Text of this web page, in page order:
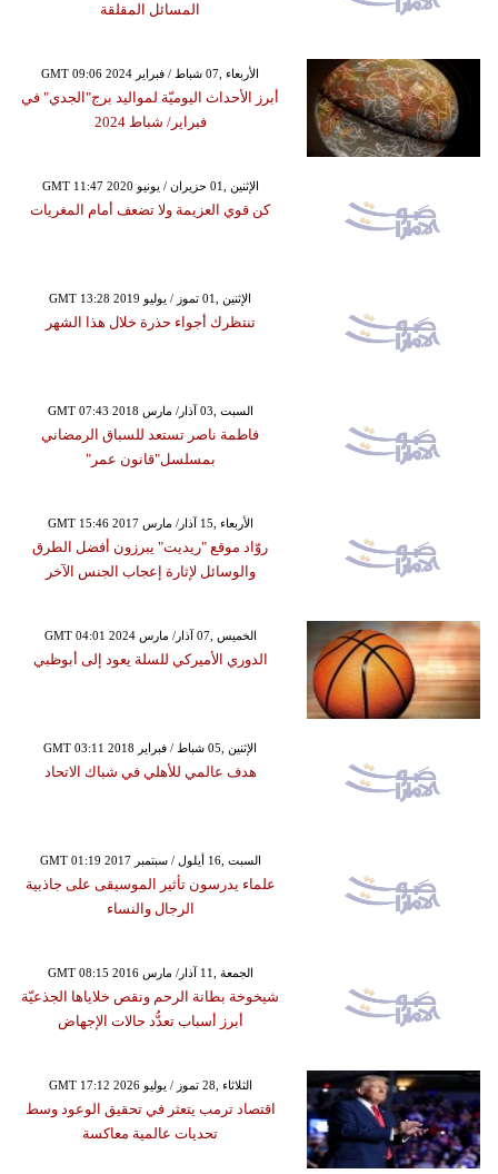
المسائل المقلقة
GMT 09:06 2024 الأربعاء ,07 شباط / فبراير
أبرز الأحداث اليوميّة لمواليد برج"الجدي" في
فبراير/ شباط 2024
GMT 11:47 2020 الإثنين ,01 حزيران / يونيو
كن قوي العزيمة ولا تضعف أمام المغريات
GMT 13:28 2019 الإثنين ,01 تموز / يوليو
تنتظرك أجواء حذرة خلال هذا الشهر
GMT 07:43 2018 السبت ,03 آذار/ مارس
فاطمة ناصر تستعد للسباق الرمضاني
بمسلسل"قانون عمر"
GMT 15:46 2017 الأربعاء ,15 آذار/ مارس
روّاد موقع "ريديت" يبرزون أفضل الطرق
والوسائل لإثارة إعجاب الجنس الآخر
GMT 04:01 2024 الخميس ,07 آذار/ مارس
الدوري الأميركي للسلة يعود إلى أبوظبي
GMT 03:11 2018 الإثنين ,05 شباط / فبراير
هدف عالمي للأهلي في شباك الاتحاد
GMT 01:19 2017 السبت ,16 أيلول / سبتمبر
علماء يدرسون تأثير الموسيقى على جاذبية
الرجال والنساء
GMT 08:15 2016 الجمعة ,11 آذار/ مارس
شيخوخة بطانة الرحم ونقص خلاياها الجذعيّة
أبرز أسباب تعدُّد حالات الإجهاض
GMT 17:12 2026 الثلاثاء ,28 تموز / يوليو
اقتصاد ترمب يتعثر في تحقيق الوعود وسط
تحديات عالمية معاكسة